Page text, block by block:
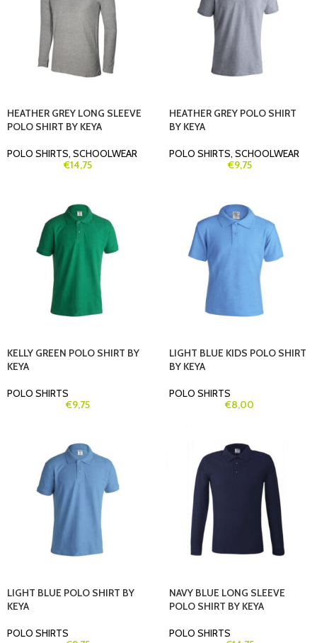
HEATHER GREY LONG SLEEVE
POLO SHIRT BY KEYA
POLO SHIRTS, SCHOOLWEAR
€14,75
HEATHER GREY POLO SHIRT
BY KEYA
POLO SHIRTS, SCHOOLWEAR
€9,75
KELLY GREEN POLO SHIRT BY
KEYA
POLO SHIRTS
€9,75
LIGHT BLUE KIDS POLO SHIRT
BY KEYA
POLO SHIRTS
€8,00
LIGHT BLUE POLO SHIRT BY
KEYA
POLO SHIRTS
NAVY BLUE LONG SLEEVE
POLO SHIRT BY KEYA
POLO SHIRTS